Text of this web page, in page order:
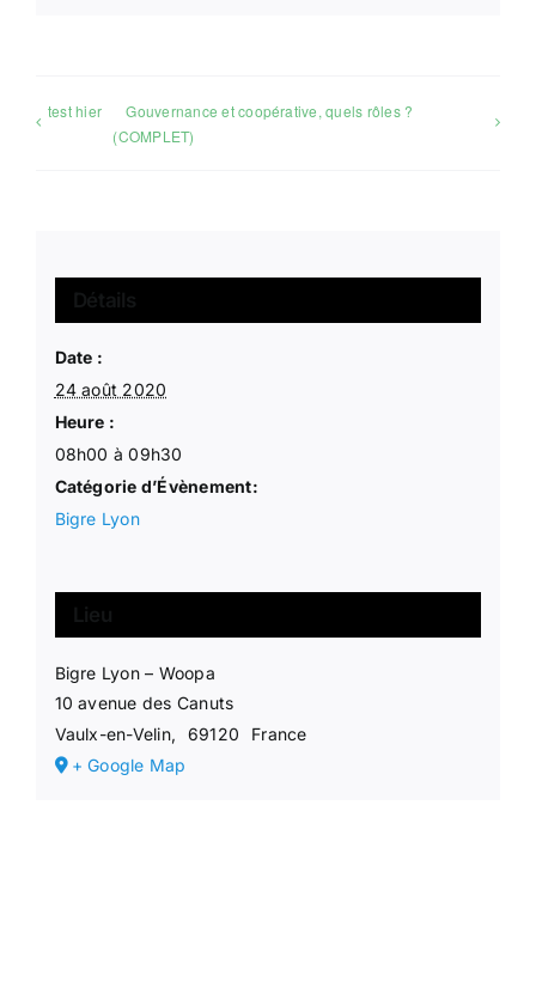
test hier
Gouvernance et coopérative, quels rôles ?
(COMPLET)
Date :
24 août 2020
Heure :
08h00 à 09h30
Catégorie d’Évènement:
Bigre Lyon
Bigre Lyon – Woopa
10 avenue des Canuts
Vaulx-en-Velin, 69120
France
+ Google Map